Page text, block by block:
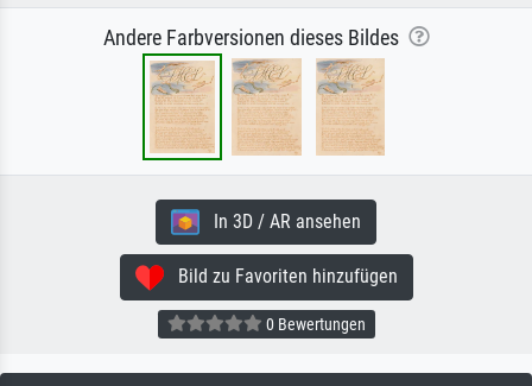
Andere Farbversionen dieses Bildes
In 3D / AR ansehen
Bild zu Favoriten hinzufügen
0 Bewertungen